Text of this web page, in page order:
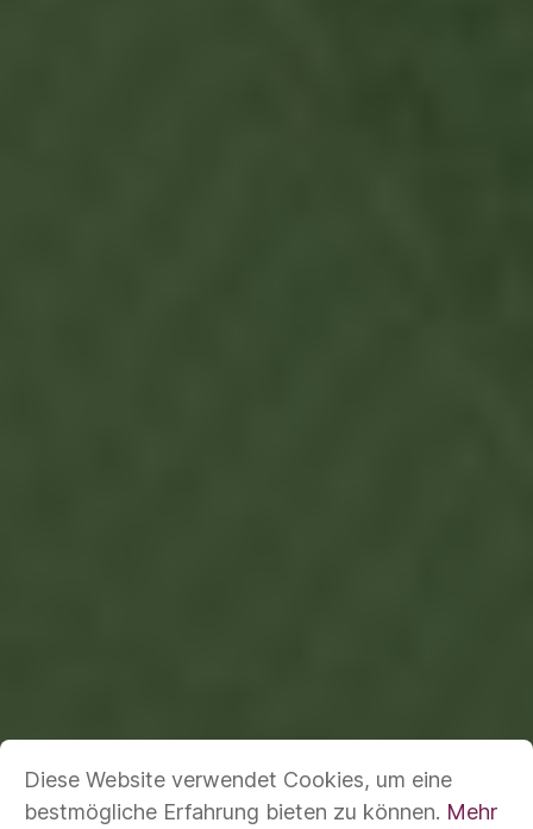
Diese Website verwendet Cookies, um eine
bestmögliche Erfahrung bieten zu können. Mehr